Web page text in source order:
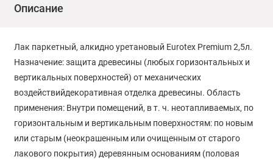
Описание
Лак паркетный, алкидно уретановый Eurotex Premium 2,5л.
Назначение: защита древесины (любых горизонтальных и
вертикальных поверхностей) от механических
воздействийдекоративная отделка древесины. Область
применения: Внутри помещений, в т. ч. неотапливаемых, по
горизонтальным и вертикальным поверхностям: по новым
или старым (неокрашенным или очищенным от старого
лакового покрытия) деревянным основаниям (половая